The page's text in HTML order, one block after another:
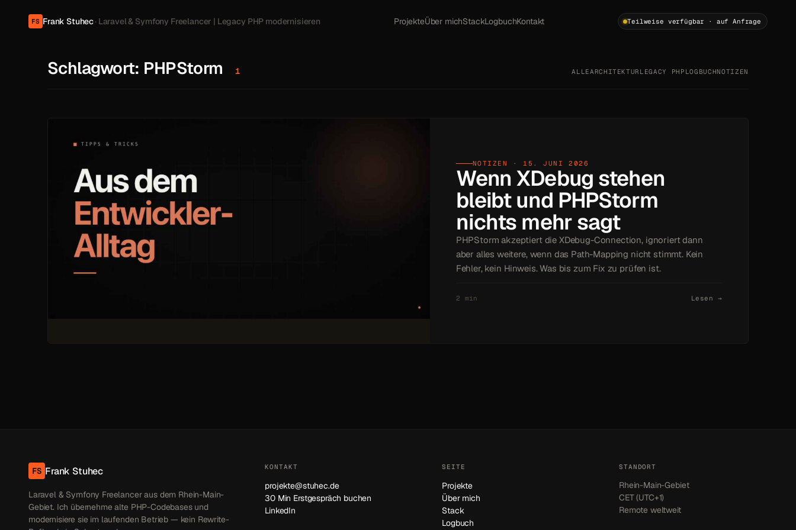
FS Frank Stuhec· Laravel & Symfony Freelancer | Legacy PHP modernisieren ProjekteÜber michStackLogbuchKontakt Teilweise verfügbar · auf Anfrage
Schlagwort: PHPStorm 1 ALLEARCHITEKTUR LEGACY PHP LOGBUCHNOTIZEN
NOTIZEN · 15. JUNI 2026
Wenn XDebug stehen
bleibt und PHPStorm
nichts mehr sagt
PHPStorm akzeptiert die XDebug-Connection, ignoriert dann
aber alles weitere, wenn das Path-Mapping nicht stimmt. Kein
Fehler, kein Hinweis. Was bis zum Fix zu prüfen ist.
2 min Lesen →
FS Frank Stuhec
Laravel & Symfony Freelancer aus dem Rhein-Main-
Gebiet. Ich übernehme alte PHP-Codebases und
modernisiere sie im laufenden Betrieb — kein Rewrite-
KONTAKT
projekte@stuhec.de
30 Min Erstgespräch buchen
LinkedIn
SEITE
Projekte
Über mich
Stack
Logbuch
STANDORT
Rhein-Main-Gebiet
CET (UTC+1)
Remote weltweit